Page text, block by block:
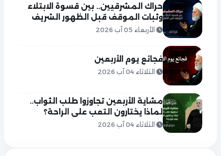
حراك المشرقيين.. بين قسوة الابتلاء
وثبات الموقف قبل الظهور الشريف
الأربعاء 05 آب 2026
فجائع يوم الأربعين
الثلاثاء 04 آب 2026
مشاية الأربعين تجاوزوا طلب الثواب..
لماذا يختارون التعب على الراحة؟
الثلاثاء 04 آب 2026